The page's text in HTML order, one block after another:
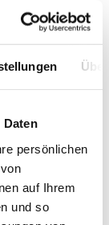
persönlichen
auf Ihrem
und so